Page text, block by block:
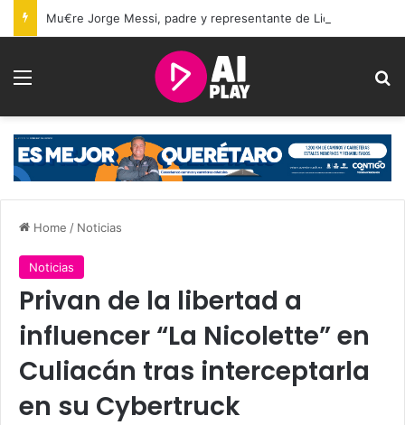
Menu
Home / Noticias
Noticias
Privan de la libertad a
influencer “La Nicolette” en
Culiacán tras interceptarla
en su Cybertruck